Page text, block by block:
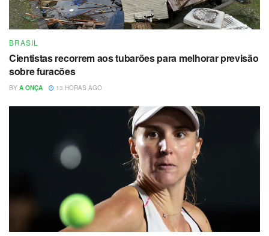
BRASIL
Cientistas recorrem aos tubarões para melhorar previsão
sobre furacões
BY A ONÇA 13 HORAS AGO